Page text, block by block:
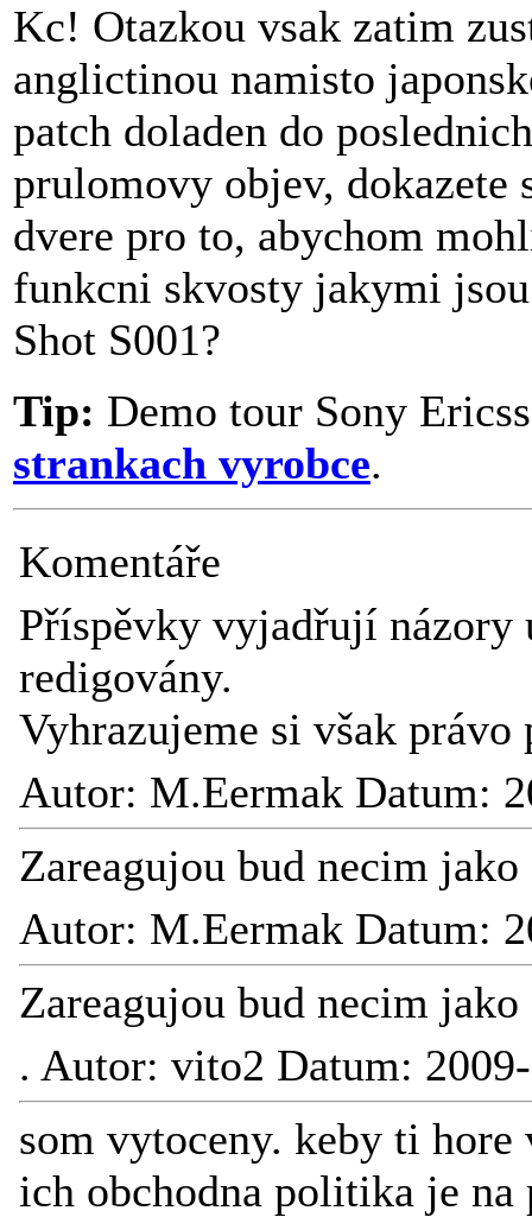
Kc! Otazkou vsak zatim
anglictinou namisto
patch doladen do
prulomovy objev, dokazete
dvere pro to, abychom
funkcni skvosty jakymi
Shot S001?
Tip: Demo tour Sony
strankach vyrobce.
Komentáře
Příspěvky vyjadřují názory
redigovány.
Vyhrazujeme si však
Autor: M.Eermak Datum:
Zareagujou bud necim
Autor: M.Eermak Datum:
Zareagujou bud necim
. Autor: vito2 Datum:
som vytoceny. keby ti
ich obchodna politika je na